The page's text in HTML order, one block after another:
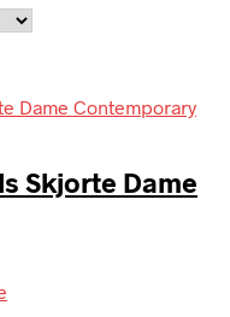
Skjorte Dame